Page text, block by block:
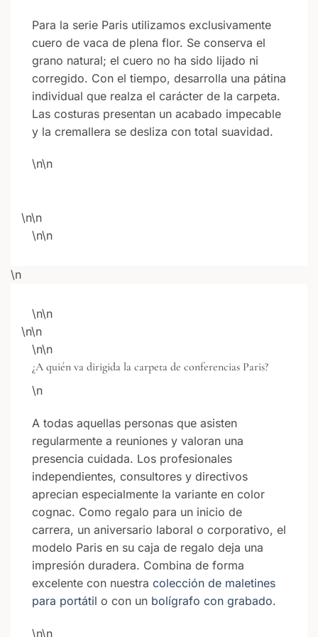
Para la serie Paris utilizamos exclusivamente
cuero de vaca de plena flor. Se conserva el
grano natural; el cuero no ha sido lijado ni
corregido. Con el tiempo, desarrolla una pátina
individual que realza el carácter de la carpeta.
Las costuras presentan un acabado impecable
y la cremallera se desliza con total suavidad.
\n\n
\n\n
\n\n
\n
\n\n
\n\n
\n\n
¿A quién va dirigida la carpeta de conferencias Paris?
\n
A todas aquellas personas que asisten
regularmente a reuniones y valoran una
presencia cuidada. Los profesionales
independientes, consultores y directivos
aprecian especialmente la variante en color
cognac. Como regalo para un inicio de
carrera, un aniversario laboral o corporativo, el
modelo Paris en su caja de regalo deja una
impresión duradera. Combina de forma
excelente con nuestra colección de maletines
para portátil o con un bolígrafo con grabado.
\n\n